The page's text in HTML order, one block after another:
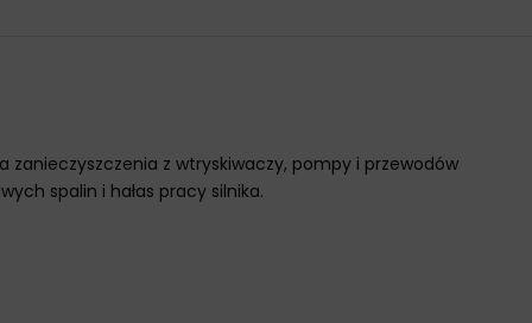
zanieczyszczenia z wtryskiwaczy, pompy i przewodów
spalin i hałas pracy silnika.